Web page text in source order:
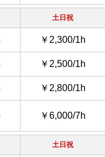
土日祝
￥2,300/1h
￥2,500/1h
￥2,800/1h
￥6,000/7h
土日祝